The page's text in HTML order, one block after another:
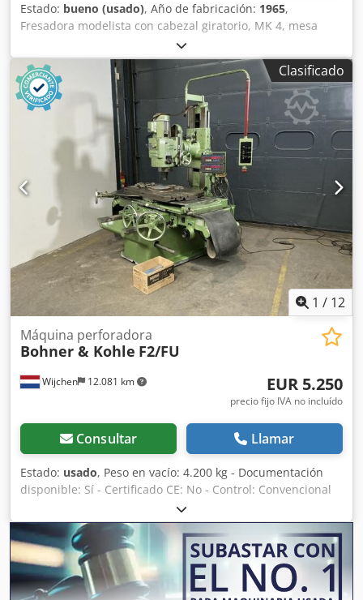
Estado: bueno (usado), Año de fabricación: 1965,
Fresadora modelista con cabezal giratorio, MK 4, mesa
giratoria, d. Accesorios Año de construcción: 1965
Dcjdpfeq Ixz Rox Aigek X (mm): 1000 Y (mm): 600 Montaje
(iso/mk): 4 Potencia (kw): 2
Clasificado
1 / 12
Wijchen 12.081 km
Máquina perforadora
Bohner & Kohle F2/FU
EUR 5.250
precio fijo IVA no incluído
Consultar Llamar
Estado: usado, Peso en vacío: 4.200 kg - Documentación
disponible: Sí - Certificado CE: No - Control: Convencional
Dcsdpfx Ajwnifreigek - Potencia del motor: 2,0 kW - Peso de
transporte [kg]: 4200 kg Información financiera IVA: El
precio indicado es sin IVA IVA/imposición diferenciada: El
IVA es deducible para empresas Entrega y recompra
posibles en cualquier momento para todo tipo de equipos
industriales Lukas van Rossum